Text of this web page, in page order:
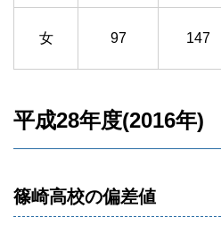
女 97 147
平成28年度(2016年)
篠崎高校の偏差値